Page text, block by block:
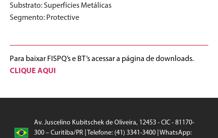
Substrato:Superfícies Metálicas
Segmento: Protective
Para baixar FISPQ’s e BT’s acessar a página de downloads.
CLIQUE AQUI
Av. Juscelino Kubitschek de Oliveira, 12453 - CIC - 81170-
300 – Curitiba/PR | Telefone: (41) 3341-3400 | WhatsApp: